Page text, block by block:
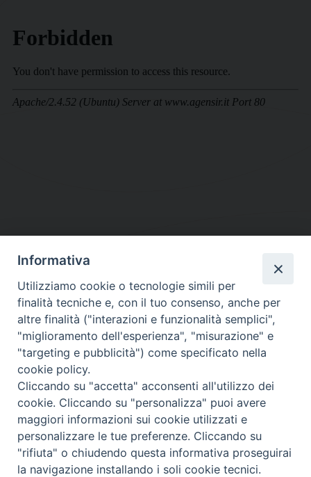
DIOCESI SUBURBICARIA DI ALBANO
Contatti:Tel.: 06.93268401 - Fax.: 06.9323844
E-mail:curia@diocesidialbano.it
Orari: dal Lunedì al Venerdì Ore: 9:00 - 13:00
Lunedì, Mercoledì e Venerdì, Ore 9:30 - 12:30
Diocesi Suburbicaria di Albano
Copyright © 2021
Informativa
Utilizziamo cookie o tecnologie simili per
finalità tecniche e, con il tuo consenso, anche per
altre finalità ("interazioni e funzionalità semplici",
"miglioramento dell'esperienza", "misurazione" e
"targeting e pubblicità") come specificato nella
cookie policy.
Cliccando su "accetta" acconsenti all'utilizzo dei
cookie. Cliccando su "personalizza" puoi avere
maggiori informazioni sui cookie utilizzati e
personalizzare le tue preferenze. Cliccando su
"rifiuta" o chiudendo questa informativa proseguirai
la navigazione installando i soli cookie tecnici.